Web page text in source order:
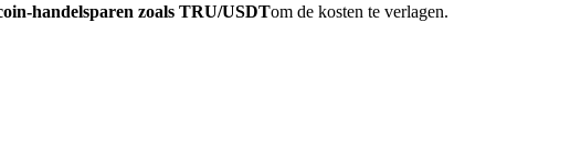
handelsparen zoals TRU/USDTom de kosten te verlagen.